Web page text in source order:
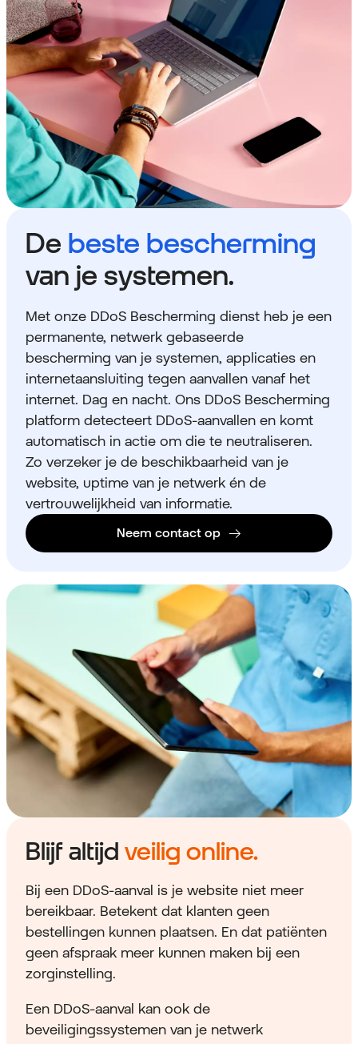
De beste bescherming
van je systemen.
Met onze DDoS Bescherming dienst heb je een
permanente, netwerk gebaseerde
bescherming van je systemen, applicaties en
internetaansluiting tegen aanvallen vanaf het
internet. Dag en nacht. Ons DDoS Bescherming
platform detecteert DDoS-aanvallen en komt
automatisch in actie om die te neutraliseren.
Zo verzeker je de beschikbaarheid van je
website, uptime van je netwerk én de
vertrouwelijkheid van informatie.
Neem contact op
Blijf altijd veilig online.
Bij een DDoS-aanval is je website niet meer
bereikbaar. Betekent dat klanten geen
bestellingen kunnen plaatsen. En dat patiënten
geen afspraak meer kunnen maken bij een
zorginstelling.
Een DDoS-aanval kan ook de
beveiligingssystemen van je netwerk